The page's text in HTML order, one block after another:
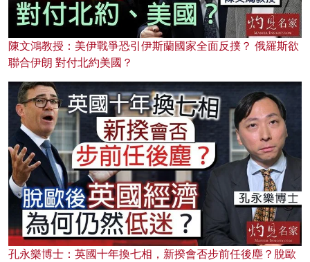
陳文鴻教授：美伊戰爭恐引伊斯蘭國家全面反撲？ 俄羅斯欲
聯合伊朗 對付北約美國？
孔永樂博士：英國十年換七相，新揆會否步前任後塵？脫歐